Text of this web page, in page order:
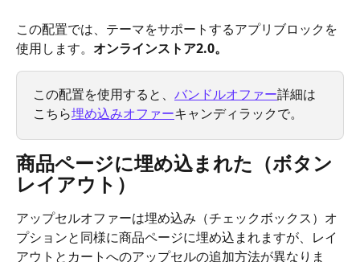
この配置では、テーマをサポートするアプリブロックを
使用します。 オンラインストア2.0。
この配置を使用すると、 バンドルオファー詳細は
こちら埋め込みオファーキャンディラックで。
商品ページに埋め込まれた（ボタン
レイアウト）
アップセルオファーは埋め込み（チェックボックス）オ
プションと同様に商品ページに埋め込まれますが、レイ
アウトとカートへのアップセルの追加方法が異なりま